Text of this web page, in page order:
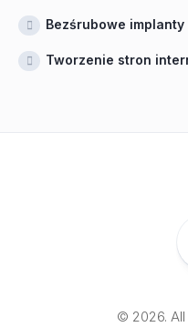
Bezśrubowe implanty
Tworzenie stron
© 2026. All